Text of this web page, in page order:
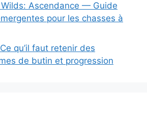
Ascendance — Guide
pour les chasses à
qu’il faut retenir des
de butin et progression